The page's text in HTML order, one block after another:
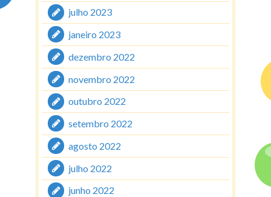
julho 2023
janeiro 2023
dezembro 2022
novembro 2022
outubro 2022
setembro 2022
agosto 2022
julho 2022
junho 2022